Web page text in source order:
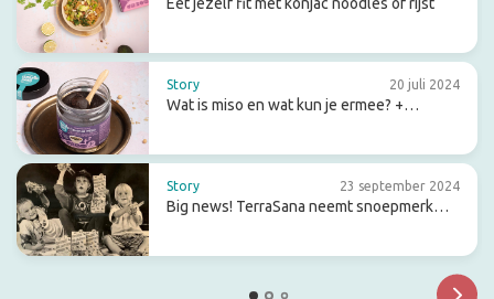
Story 20 juli 2024
Wat is miso en wat kun je ermee? +
Story 23 september 2024
Big news! TerraSana neemt snoepmerk